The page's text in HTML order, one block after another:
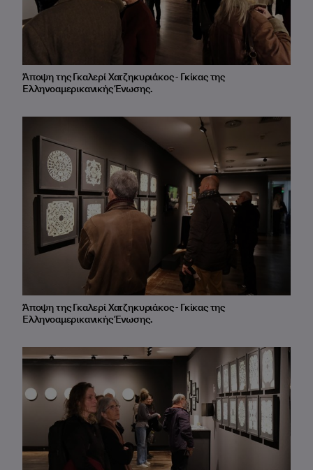
Άποψη της Γκαλερί Χατζηκυριάκος - Γκίκας της
Ελληνοαμερικανικής Ένωσης.
Άποψη της Γκαλερί Χατζηκυριάκος - Γκίκας της
Ελληνοαμερικανικής Ένωσης.